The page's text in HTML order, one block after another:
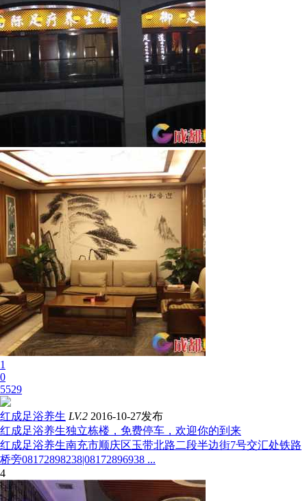
1
0
5529
红成足浴养生 LV.2 2016-10-27发布
红成足浴养生独立栋楼，免费停车，欢迎你的到来
红成足浴养生南充市顺庆区玉带北路二段半边街7号交汇处铁路
桥旁08172898238|08172896938 ...
4